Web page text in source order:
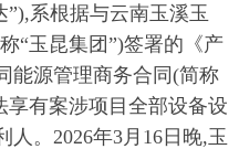
”),系根据与云南玉溪玉
“玉昆集团”)签署的《产
能源管理商务合同(简称
有案涉项目全部设备设
。2026年3月16日晚,玉